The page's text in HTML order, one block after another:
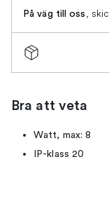
På väg till oss ,
Bra att veta
Watt, max: 8
IP-klass 20